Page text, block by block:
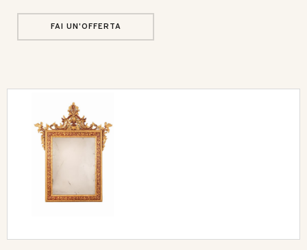
FAI UN'OFFERTA